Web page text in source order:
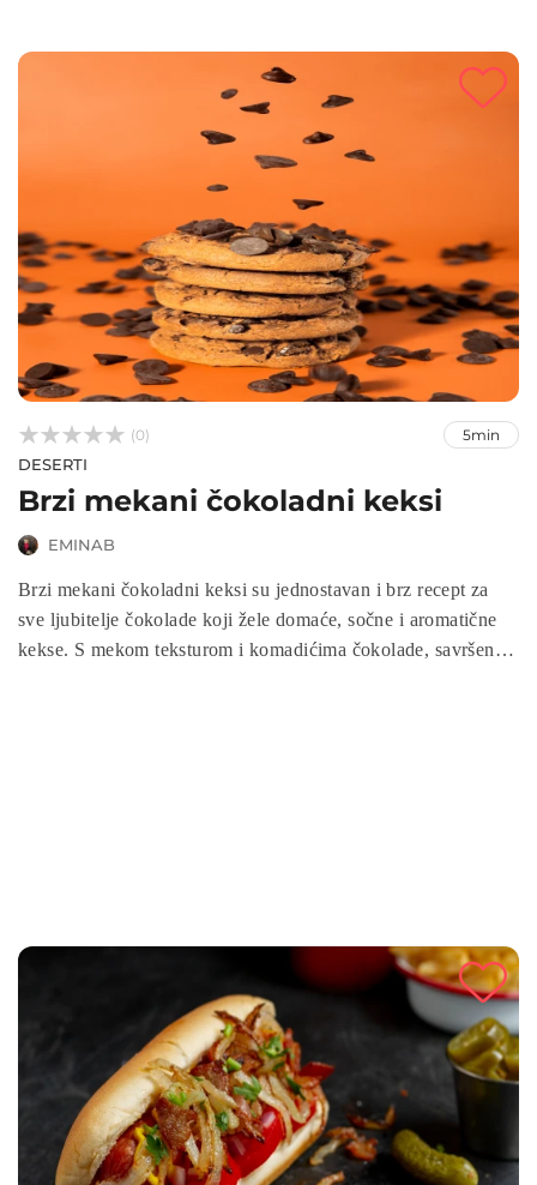


 (0) 5min
DESERTI
Brzi mekani čokoladni keksi
EMINAB
Brzi mekani čokoladni keksi su jednostavan i brz recept za
sve ljubitelje čokolade koji žele domaće, sočne i aromatične
kekse. S mekom teksturom i komadićima čokolade, savršeni